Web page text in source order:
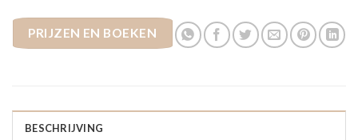
PRIJZEN EN BOEKEN
BESCHRIJVING